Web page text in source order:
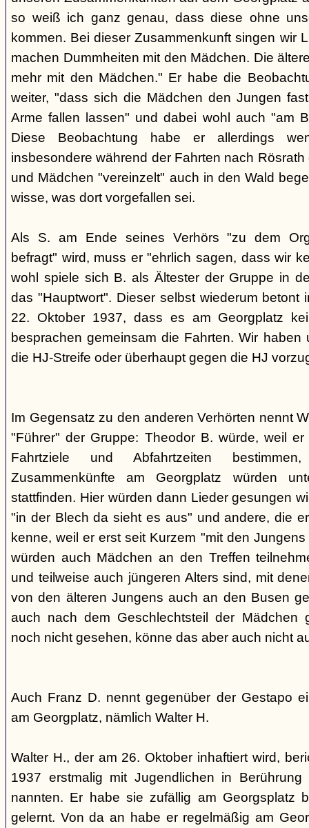
so weiß ich ganz genau, dass diese ohne
kommen. Bei dieser Zusammenkunft singen wir
machen Dummheiten mit den Mädchen. Die
mehr mit den Mädchen." Er habe die
weiter, "dass sich die Mädchen den Jungen
Arme fallen lassen" und dabei wohl auch "am
Diese Beobachtung habe er allerdings
insbesondere während der Fahrten nach
und Mädchen "vereinzelt" auch in den Wald
wisse, was dort vorgefallen sei.
Als S. am Ende seines Verhörs "zu dem
befragt" wird, muss er "ehrlich sagen, dass wir
wohl spiele sich B. als Ältester der Gruppe in
das "Hauptwort". Dieser selbst wiederum betont
22. Oktober 1937, dass es am Georgplatz
besprachen gemeinsam die Fahrten. Wir
die HJ-Streife oder überhaupt gegen die HJ
Im Gegensatz zu den anderen Verhörten nennt
"Führer" der Gruppe: Theodor B. würde, weil
Fahrtziele und Abfahrtzeiten
Zusammenkünfte am Georgplatz würden
stattfinden. Hier würden dann Lieder gesungen
"in der Blech da sieht es aus" und andere, die
kenne, weil er erst seit Kurzem "mit den
würden auch Mädchen an den Treffen
und teilweise auch jüngeren Alters sind, mit
von den älteren Jungens auch an den Busen
auch nach dem Geschlechtsteil der Mädchen
noch nicht gesehen, könne das aber auch nicht
Auch Franz D. nennt gegenüber der Gestapo
am Georgplatz, nämlich Walter H.
Walter H., der am 26. Oktober inhaftiert wird,
1937 erstmalig mit Jugendlichen in
nannten. Er habe sie zufällig am Georgsplatz
gelernt. Von da an habe er regelmäßig am